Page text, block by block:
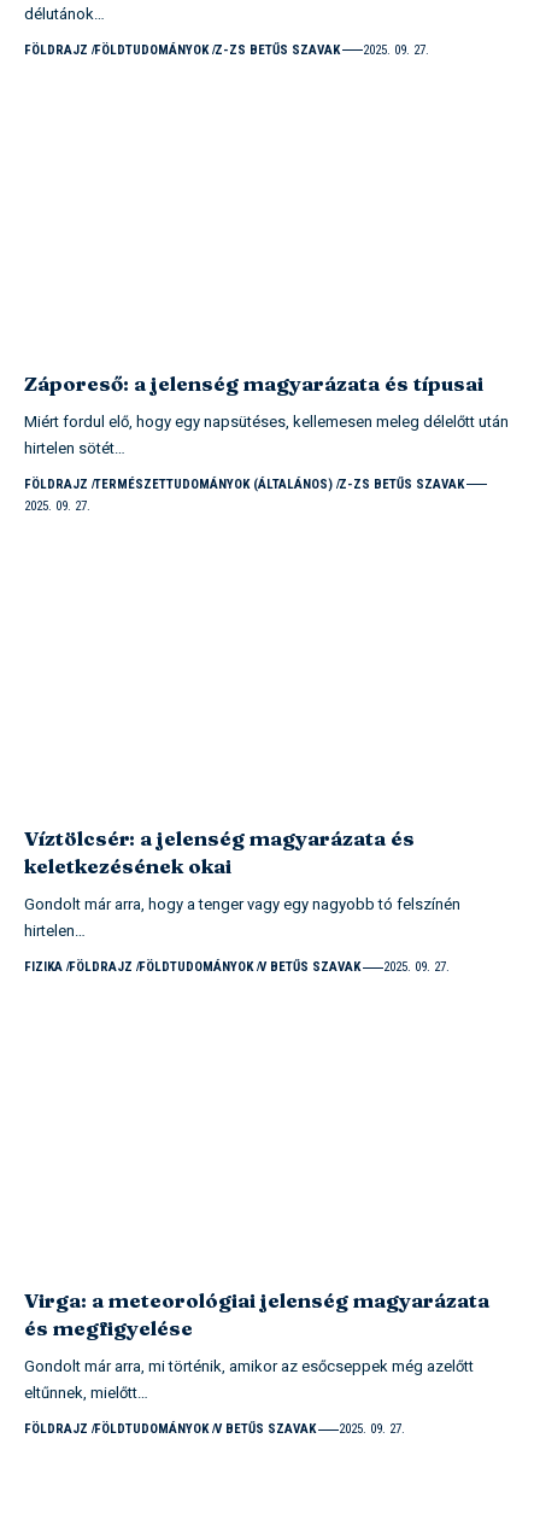
délutánok…
FÖLDRAJZ FÖLDTUDOMÁNYOK Z-ZS BETŰS SZAVAK 2025. 09. 27.
Záporeső: a jelenség magyarázata és típusai
Miért fordul elő, hogy egy napsütéses, kellemesen meleg délelőtt után
hirtelen sötét…
FÖLDRAJZ TERMÉSZETTUDOMÁNYOK (ÁLTALÁNOS) Z-ZS BETŰS SZAVAK
2025. 09. 27.
Víztölcsér: a jelenség magyarázata és
keletkezésének okai
Gondolt már arra, hogy a tenger vagy egy nagyobb tó felszínén
hirtelen…
FIZIKA FÖLDRAJZ FÖLDTUDOMÁNYOK V BETŰS SZAVAK 2025. 09. 27.
Virga: a meteorológiai jelenség magyarázata
és megfigyelése
Gondolt már arra, mi történik, amikor az esőcseppek még azelőtt
eltűnnek, mielőtt…
FÖLDRAJZ FÖLDTUDOMÁNYOK V BETŰS SZAVAK 2025. 09. 27.